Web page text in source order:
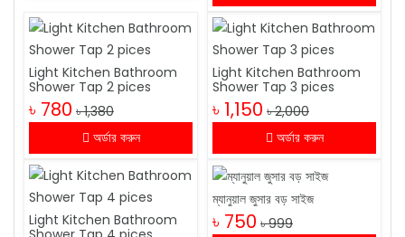
Light Kitchen Bathroom
Shower Tap 2 pices
৳ 780 ৳ 1,380
অর্ডার করুন
Light Kitchen Bathroom
Shower Tap 3 pices
৳ 1,150 ৳ 2,000
অর্ডার করুন
Light Kitchen Bathroom
ম্যানুয়াল জুসার বড় সাইজ
৳ 750 ৳ 999